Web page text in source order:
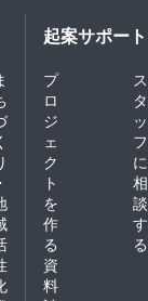
・
起案サポート
プ
ロ
ジ
ェ
ク
ト
を
作
る
ス
タ
ッ
フ
に
相
談
す
る
資
料